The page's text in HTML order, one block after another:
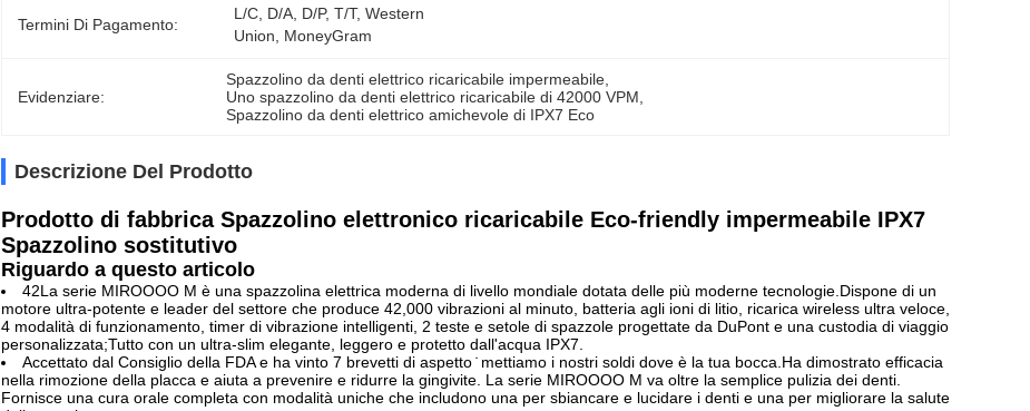
Termini Di Pagamento:
L/C, D/A, D/P, T/T, Western
Union, MoneyGram
Evidenziare:
Spazzolino da denti elettrico ricaricabile impermeabile
Uno spazzolino da denti elettrico ricaricabile di 42000 VPM
Spazzolino da denti elettrico amichevole di IPX7 Eco
Descrizione Del Prodotto
Prodotto di fabbrica Spazzolino elettronico ricaricabile Eco-friendly impermeabile IPX7
Spazzolino sostitutivo
Riguardo a questo articolo
42La serie MIROOOO M è una spazzolina elettrica moderna di livello mondiale dotata delle più moderne tecnologie.Dispone di un
motore ultra-potente e leader del settore che produce 42,000 vibrazioni al minuto, batteria agli ioni di litio, ricarica wireless ultra veloce,
4 modalità di funzionamento, timer di vibrazione intelligenti, 2 teste e setole di spazzole progettate da DuPont e una custodia di viaggio
personalizzata;Tutto con un ultra-slim elegante, leggero e protetto dall'acqua IPX7.
Accettato dal Consiglio della FDA e ha vinto 7 brevetti di aspetto ̇ mettiamo i nostri soldi dove è la tua bocca.Ha dimostrato efficacia
nella rimozione della placca e aiuta a prevenire e ridurre la gingivite. La serie MIROOOO M va oltre la semplice pulizia dei denti.
Fornisce una cura orale completa con modalità uniche che includono una per sbiancare e lucidare i denti e una per migliorare la salute